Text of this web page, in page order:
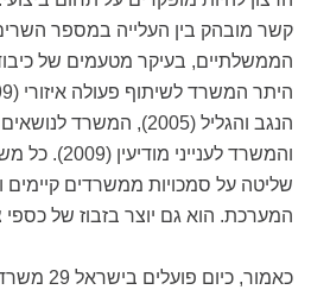
קשר מובהק בין העלייה במספר
הממשלתיים, בעיקר מטעמים של
והמשרד
שליטה על סמכויות ממשרדים קיימים
המערכת. הוא גם יוצר בזבוז של כספי
כאמור,